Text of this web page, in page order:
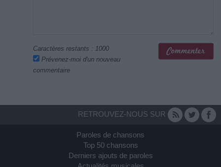
Caractères restants : 1000
Prévenez-moi d'un nouveau
commentaire
RETROUVEZ-NOUS SUR
Paroles de chansons
Top 50 chansons
Derniers ajouts de paroles